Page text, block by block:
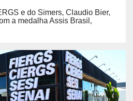
e do Simers, Claudio Bier,
a medalha Assis Brasil,